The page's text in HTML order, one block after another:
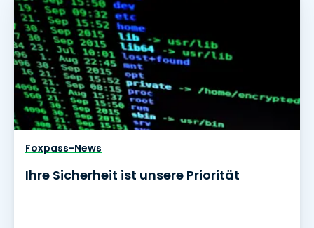
Foxpass-News
Ihre Sicherheit ist unsere Priorität